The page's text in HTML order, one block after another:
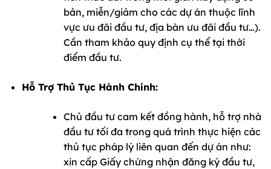
bản, miễn/giảm cho các dự án thuộc lĩnh
vực ưu đãi đầu tư, địa bàn ưu đãi đầu tư…).
Cần tham khảo quy định cụ thể tại thời
điểm đầu tư.
Hỗ Trợ Thủ Tục Hành Chính:
Chủ đầu tư cam kết đồng hành, hỗ trợ nhà
đầu tư tối đa trong quá trình thực hiện các
thủ tục pháp lý liên quan đến dự án như:
xin cấp Giấy chứng nhận đăng ký đầu tư,